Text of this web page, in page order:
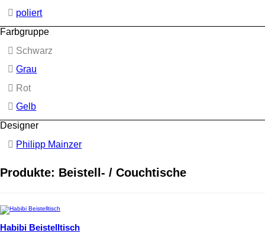
poliert
Farbgruppe
Schwarz
Grau
Rot
Gelb
Designer
Philipp Mainzer
Produkte: Beistell- / Couchtische
Habibi Beistelltisch